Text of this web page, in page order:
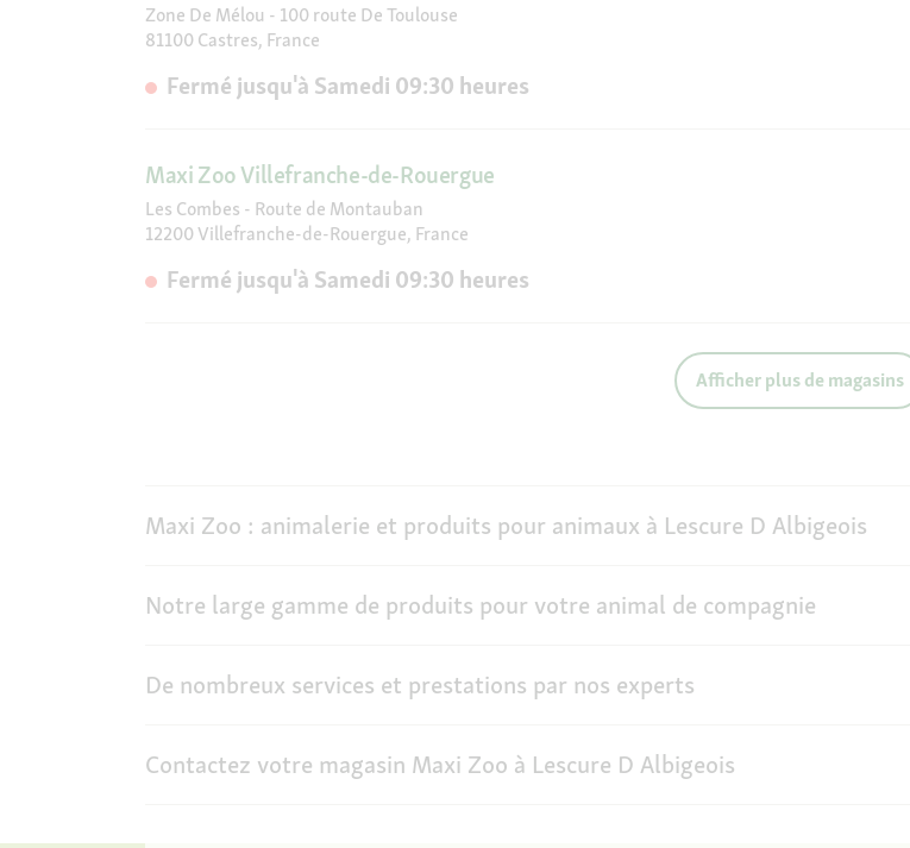
Zone De Mélou - 100 route De Toulouse
81100 Castres, France
Fermé jusqu'à Samedi 09:30 heures
Maxi Zoo Villefranche-de-Rouergue
Les Combes - Route de Montauban
12200 Villefranche-de-Rouergue, France
Fermé jusqu'à Samedi 09:30 heures
Afficher plus de magasins
Maxi Zoo : animalerie et produits pour animaux à Lescure D Albigeois
Notre large gamme de produits pour votre animal de compagnie
De nombreux services et prestations par nos experts
Contactez votre magasin Maxi Zoo à Lescure D Albigeois